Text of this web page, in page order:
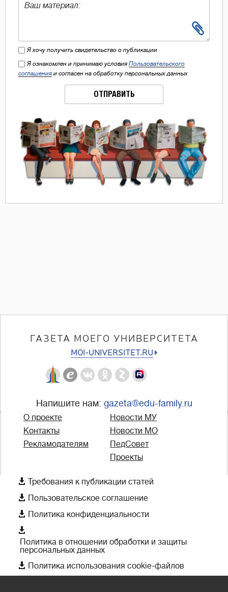
Я хочу получить свидетельство о публикации
Я ознакомлен и принимаю условия Пользовательского
соглашения и согласен на обработку персональных данных
ОТПРАВИТЬ
ГАЗЕТА МОЕГО УНИВЕРСИТЕТА
MOI-UNIVERSITET.RU
Напишите нам: gazeta@edu-family.ru
О проекте
Контакты
Рекламодателям
Новости МУ
Новости МО
ПедСовет
Проекты
 Требования к публикации статей
 Пользовательское соглашение
 Политика конфиденциальности

Политика в отношении обработки и защиты
персональных данных
 Политика использования cookie-файлов